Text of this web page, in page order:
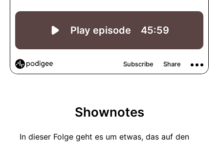
Shownotes
In dieser Folge geht es um etwas, das auf den